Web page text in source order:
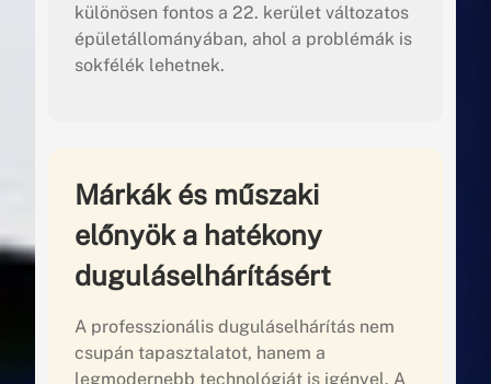
különösen fontos a 22. kerület változatos
épületállományában, ahol a problémák is
sokfélék lehetnek.
Márkák és műszaki
előnyök a hatékony
duguláselhárításért
A professzionális duguláselhárítás nem
csupán tapasztalatot, hanem a
legmodernebb technológiát is igényel. A